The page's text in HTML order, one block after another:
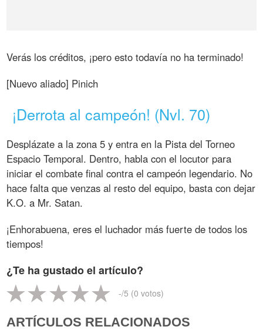
Verás los créditos, ¡pero esto todavía no ha terminado!
[Nuevo aliado] Pinich
¡Derrota al campeón! (Nvl. 70)
Desplázate a la zona 5 y entra en la Pista del Torneo
Espacio Temporal. Dentro, habla con el locutor para
iniciar el combate final contra el campeón legendario. No
hace falta que venzas al resto del equipo, basta con dejar
K.O. a Mr. Satan.
¡Enhorabuena, eres el luchador más fuerte de todos los
tiempos!
¿Te ha gustado el artículo?
-/5 (0 votos)
ARTÍCULOS RELACIONADOS